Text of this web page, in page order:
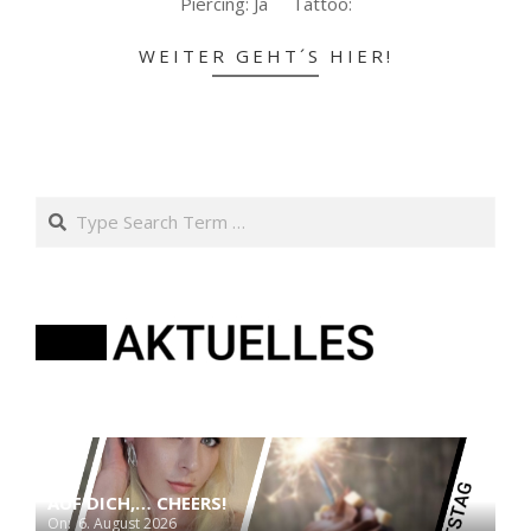
WEITER GEHT´S HIER!
Search
AUF DICH,… CHEERS!
On: 6. August 2026